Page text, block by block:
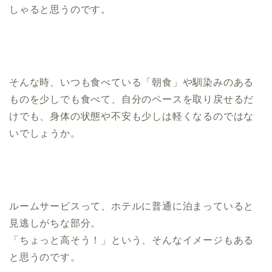
しゃると思うのです。
そんな時、いつも食べている「朝食」や馴染みのある
ものを少しでも食べて、自分のペースを取り戻せるだ
けでも、身体の状態や不安も少しは軽くなるのではな
いでしょうか。
ルームサービスって、ホテルに普通に泊まっていると
見逃しがちな部分。
「ちょっと高そう！」という、そんなイメージもある
と思うのです。